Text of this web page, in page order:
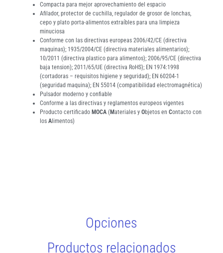
Compacta para mejor aprovechamiento del espacio
Afilador, protector de cuchilla, regulador de grosor de lonchas,
cepo y plato porta-alimentos extraíbles para una limpieza
minuciosa
Conforme con las directivas europeas 2006/42/CE (directiva
maquinas); 1935/2004/CE (directiva materiales alimentarios);
10/2011 (directiva plastico para alimentos); 2006/95/CE (directiva
baja tension); 2011/65/UE (directiva RoHS); EN 1974:1998
(cortadoras – requisitos higiene y seguridad); EN 60204-1
(seguridad maquina); EN 55014 (compatibilidad electromagnética)
Pulsador moderno y confiable
Conforme a las directivas y reglamentos europeos vigentes
Producto certificado MOCA (Materiales y Objetos en Contacto con
los Alimentos)
Opciones
Productos relacionados